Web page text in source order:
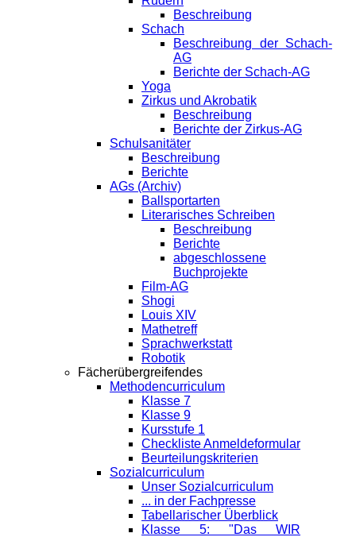
Beschreibung
Schach
Beschreibung der Schach-
AG
Berichte der Schach-AG
Yoga
Zirkus und Akrobatik
Beschreibung
Berichte der Zirkus-AG
Schulsanitäter
Beschreibung
Berichte
AGs (Archiv)
Ballsportarten
Literarisches Schreiben
Beschreibung
Berichte
abgeschlossene
Buchprojekte
Film-AG
Shogi
Louis XIV
Mathetreff
Sprachwerkstatt
Robotik
Fächerübergreifendes
Methodencurriculum
Klasse 7
Klasse 9
Kursstufe 1
Checkliste Anmeldeformular
Beurteilungskriterien
Sozialcurriculum
Unser Sozialcurriculum
... in der Fachpresse
Tabellarischer Überblick
Klasse 5: "Das WIR